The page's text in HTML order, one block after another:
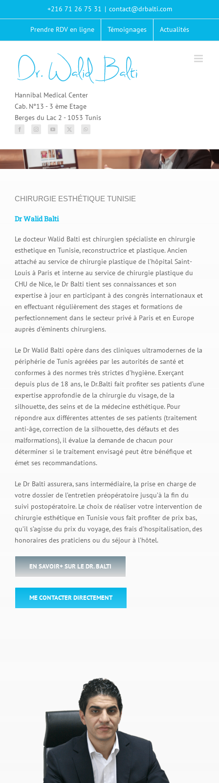
+216 71 26 75 31 | contact@drbalti.com
Prendre RDV en ligne Témoignages Actualités
Hannibal Medical Center
Cab. N°13 - 3 ème Etage
Berges du Lac 2 - 1053 Tunis
CHIRURGIE ESTHÉTIQUE TUNISIE
Dr Walid Balti
Le docteur Walid Balti est chirurgien spécialiste en chirurgie
esthetique en Tunisie, reconstructrice et plastique. Ancien
attaché au service de chirurgie plastique de l’hôpital Saint-
Louis à Paris et interne au service de chirurgie plastique du
CHU de Nice, le Dr Balti tient ses connaissances et son
expertise à jour en participant à des congrès internationaux et
en effectuant régulièrement des stages et formations de
perfectionnement dans le secteur privé à Paris et en Europe
auprès d’éminents chirurgiens.
Le Dr Walid Balti opère dans des cliniques ultramodernes de la
périphérie de Tunis agréées par les autorités de santé et
conformes à des normes très strictes d’hygiène. Exerçant
depuis plus de 18 ans, le Dr.Balti fait profiter ses patients d’une
expertise approfondie de la chirurgie du visage, de la
silhouette, des seins et de la médecine esthétique. Pour
répondre aux différentes attentes de ses patients (traitement
anti-âge, correction de la silhouette, des défauts et des
malformations), il évalue la demande de chacun pour
déterminer si le traitement envisagé peut être bénéfique et
émet ses recommandations.
Le Dr Balti assurera, sans intermédiaire, la prise en charge de
votre dossier de l’entretien préopératoire jusqu’à la fin du
suivi postopératoire. Le choix de réaliser votre intervention de
chirurgie esthétique en Tunisie vous fait profiter de prix bas,
qu’il s’agisse du prix du voyage, des frais d’hospitalisation, des
honoraires des praticiens ou du séjour à l’hôtel.
EN SAVOIR+ SUR LE DR. BALTI
ME CONTACTER DIRECTEMENT